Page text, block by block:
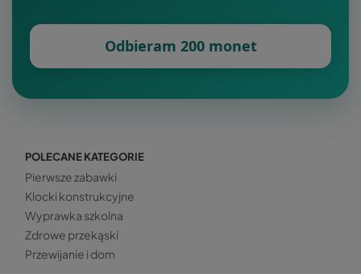
Odbieram 200 monet
POLECANE KATEGORIE
Pierwsze zabawki
Klocki konstrukcyjne
Wyprawka szkolna
Zdrowe przekąski
Przewijanie i dom